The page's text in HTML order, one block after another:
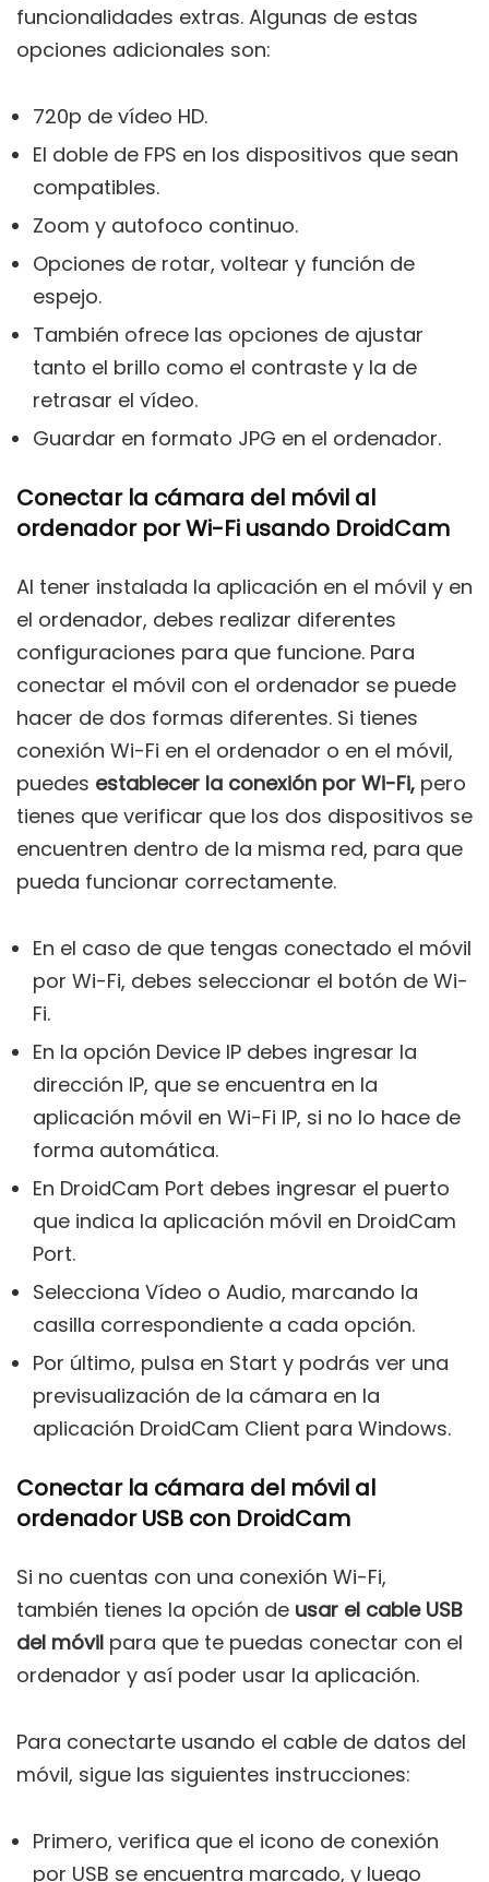
funcionalidades extras. Algunas de estas
opciones adicionales son:
720p de vídeo HD.
El doble de FPS en los dispositivos que sean
compatibles.
Zoom y autofoco continuo.
Opciones de rotar, voltear y función de
espejo.
También ofrece las opciones de ajustar
tanto el brillo como el contraste y la de
retrasar el vídeo.
Guardar en formato JPG en el ordenador.
Conectar la cámara del móvil al
ordenador por Wi-Fi usando DroidCam
Al tener instalada la aplicación en el móvil y en
el ordenador, debes realizar diferentes
configuraciones para que funcione. Para
conectar el móvil con el ordenador se puede
hacer de dos formas diferentes. Si tienes
conexión Wi-Fi en el ordenador o en el móvil,
puedes establecer la conexión por Wi-Fi, pero
tienes que verificar que los dos dispositivos se
encuentren dentro de la misma red, para que
pueda funcionar correctamente.
En el caso de que tengas conectado el móvil
por Wi-Fi, debes seleccionar el botón de Wi-
Fi.
En la opción Device IP debes ingresar la
dirección IP, que se encuentra en la
aplicación móvil en Wi-Fi IP, si no lo hace de
forma automática.
En DroidCam Port debes ingresar el puerto
que indica la aplicación móvil en DroidCam
Port.
Selecciona Vídeo o Audio, marcando la
casilla correspondiente a cada opción.
Por último, pulsa en Start y podrás ver una
previsualización de la cámara en la
aplicación DroidCam Client para Windows.
Conectar la cámara del móvil al
ordenador USB con DroidCam
Si no cuentas con una conexión Wi-Fi,
también tienes la opción de usar el cable USB
del móvil para que te puedas conectar con el
ordenador y así poder usar la aplicación.
Para conectarte usando el cable de datos del
móvil, sigue las siguientes instrucciones:
Primero, verifica que el icono de conexión
por USB se encuentra marcado, y luego